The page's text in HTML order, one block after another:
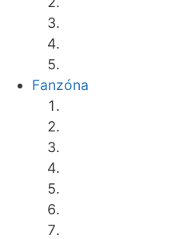
Fanzóna